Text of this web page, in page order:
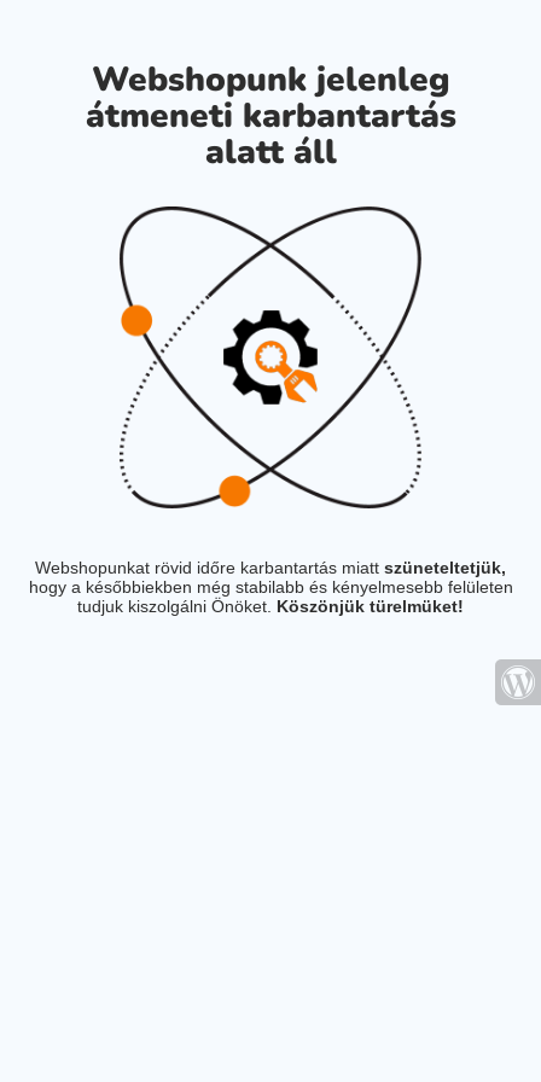
Webshopunk jelenleg
átmeneti karbantartás
alatt áll
Webshopunkat rövid időre karbantartás miatt szüneteltetjük,
hogy a későbbiekben még stabilabb és kényelmesebb felületen
tudjuk kiszolgálni Önöket. Köszönjük türelmüket!